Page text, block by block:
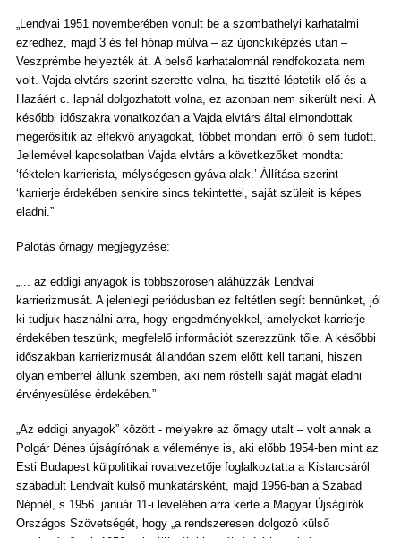
„Lendvai 1951 novemberében vonult be a szombathelyi karhatalmi
ezredhez, majd 3 és fél hónap múlva – az újonckiképzés után –
Veszprémbe helyezték át. A belső karhatalomnál rendfokozata nem
volt. Vajda elvtárs szerint szerette volna, ha tisztté léptetik elő és a
Hazáért c. lapnál dolgozhatott volna, ez azonban nem sikerült neki. A
későbbi időszakra vonatkozóan a Vajda elvtárs által elmondottak
megerősítik az elfekvő anyagokat, többet mondani erről ő sem tudott.
Jellemével kapcsolatban Vajda elvtárs a következőket mondta:
‘féktelen karrierista, mélységesen gyáva alak.’ Állítása szerint
‘karrierje érdekében senkire sincs tekintettel, saját szüleit is képes
eladni.”
Palotás őrnagy megjegyzése:
„... az eddigi anyagok is többszörösen aláhúzzák Lendvai
karrierizmusát. A jelenlegi periódusban ez feltétlen segít bennünket, jól
ki tudjuk használni arra, hogy engedményekkel, amelyeket karrierje
érdekében teszünk, megfelelő információt szerezzünk tőle. A későbbi
időszakban karrierizmusát állandóan szem előtt kell tartani, hiszen
olyan emberrel állunk szemben, aki nem röstelli saját magát eladni
érvényesülése érdekében.”
„Az eddigi anyagok” között - melyekre az őrnagy utalt – volt annak a
Polgár Dénes újságírónak a véleménye is, aki előbb 1954-ben mint az
Esti Budapest külpolitikai rovatvezetője foglalkoztatta a Kistarcsáról
szabadult Lendvait külső munkatársként, majd 1956-ban a Szabad
Népnél, s 1956. január 11-i levelében arra kérte a Magyar Újságírók
Országos Szövetségét, hogy „a rendszeresen dolgozó külső